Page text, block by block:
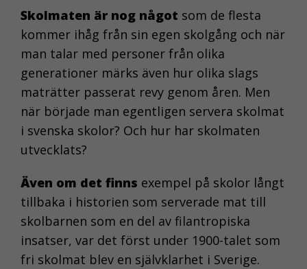
Skolmaten är nog något som de flesta
kommer ihåg från sin egen skolgång och när
man talar med personer från olika
generationer märks även hur olika slags
maträtter passerat revy genom åren. Men
när började man egentligen servera skolmat
i svenska skolor? Och hur har skolmaten
utvecklats?
Även om det finns exempel på skolor långt
tillbaka i historien som serverade mat till
skolbarnen som en del av filantropiska
insatser, var det först under 1900-talet som
fri skolmat blev en självklarhet i Sverige.